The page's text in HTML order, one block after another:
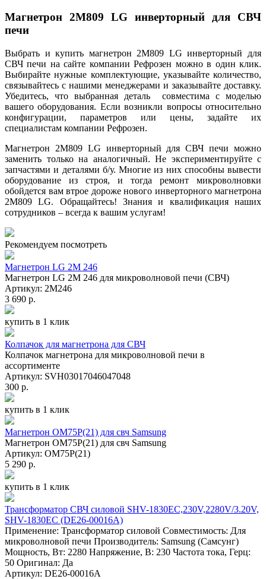
Магнетрон 2M809 LG инверторный для СВЧ
печи
Выбрать и купить магнетрон 2M809 LG инверторный для
СВЧ печи на сайте компании Рефрозен можно в один клик.
Выбирайте нужные комплектующие, указывайте количество,
связывайтесь с нашими менеджерами и заказывайте доставку.
Убедитесь, что выбранная деталь совместима с моделью
вашего оборудования. Если возникли вопросы относительно
конфигурации, параметров или цены, задайте их
специалистам компании Рефрозен.
Магнетрон 2M809 LG инверторный для СВЧ печи можно
заменить только на аналогичный. Не экспериментируйте с
запчастями и деталями б/у. Многие из них способны вывести
оборудование из строя, и тогда ремонт микроволновки
обойдется вам втрое дороже нового инверторного магнетрона
2M809 LG. Обращайтесь! Знания и квалификация наших
сотрудников – всегда к вашим услугам!
Рекомендуем посмотреть
Магнетрон LG 2M 246
Магнетрон LG 2M 246 для микроволновой печи (СВЧ)
Артикул: 2M246
3 690 р.
купить в 1 клик
Колпачок для магнетрона для СВЧ
Колпачок магнетрона для микроволновой печи в
ассортименте
Артикул: SVH03017046047048
300 р.
купить в 1 клик
Магнетрон OM75P(21) для свч Samsung
Магнетрон OM75P(21) для свч Samsung
Артикул: OM75P(21)
5 290 р.
купить в 1 клик
Трансформатор СВЧ силовой SHV-1830EC,230V,2280V/3.20V,
SHV-1830EC (DE26-00016A)
Применение: Трансформатор силовой Совместимость: Для
микроволновой печи Производитель: Samsung (Самсунг)
Мощность, Вт: 2280 Напряжение, В: 230 Частота тока, Герц:
50 Оригинал: Да
Артикул: DE26-00016A